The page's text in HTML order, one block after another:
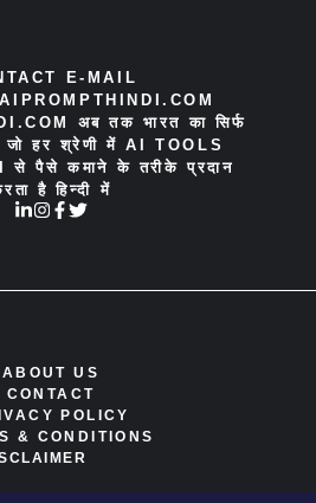
E-MAIL
अब तक भारत का सिर्फ
जो हर श्रेणी में AI TOOLS
से पैसे कमाने के तरीके प्रदान
है हिन्दी में
ABOUT US
CONTACT
POLICY
& CONDITIONS